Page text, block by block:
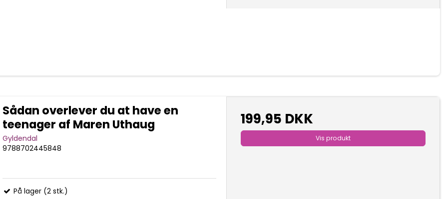
Sådan overlever du at have en
teenager af Maren Uthaug
Gyldendal
9788702445848
På lager (2 stk.)
199,95 DKK
Vis produkt